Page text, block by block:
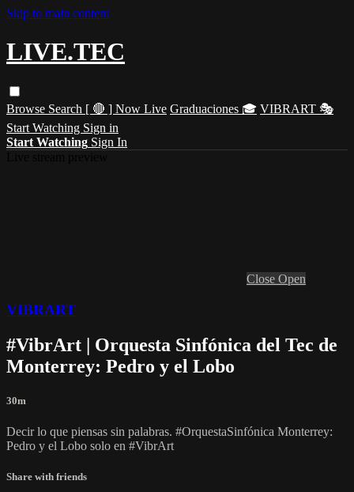
Skip to main content
LIVE.TEC
Browse Search [ 🔴 ] Now Live Graduaciones 🎓 VIBRART 🎭
Start Watching Sign in
Start Watching Sign In
Close Open
VIBRART
#VibrArt | Orquesta Sinfónica del Tec de
Monterrey: Pedro y el Lobo
30m
Decir lo que piensas sin palabras. #OrquestaSinfónica Monterrey:
Pedro y el Lobo solo en #VibrArt
Share with friends